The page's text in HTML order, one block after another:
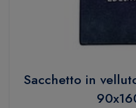
Sacchetto in